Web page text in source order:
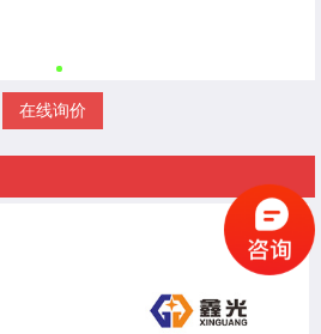
在线询价